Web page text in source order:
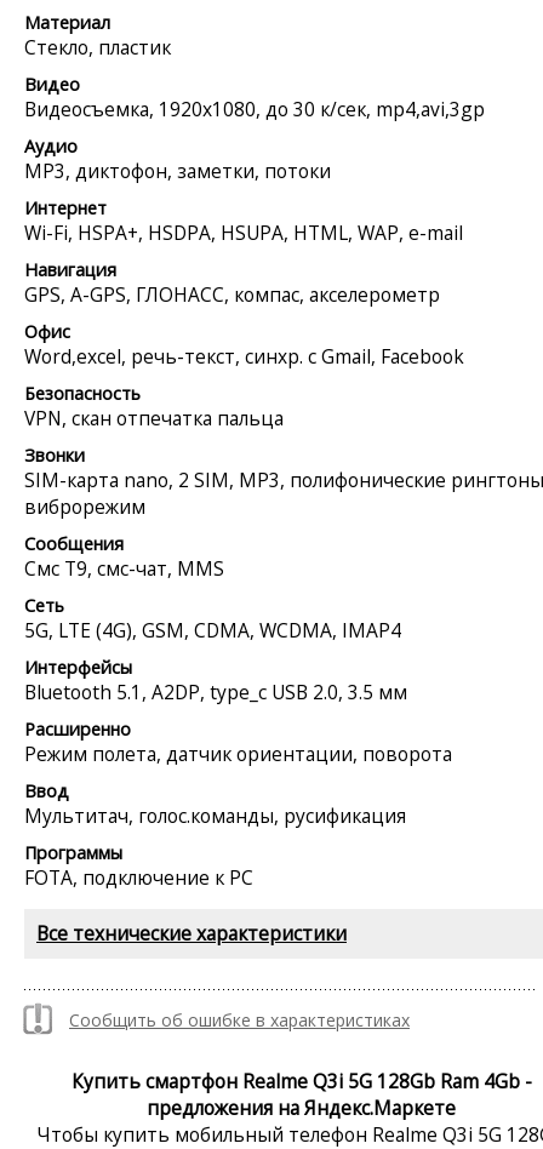
Материал
Стекло, пластик
Видео
Видеосъемка, 1920x1080, до 30 к/сек, mp4,avi,3gp
Аудио
MP3, диктофон, заметки, потоки
Интернет
Wi-Fi, HSPA+, HSDPA, HSUPA, HTML, WAP, e-mail
Навигация
GPS, A-GPS, ГЛОНАСС, компас, акселерометр
Офис
Word,excel, речь-текст, синхр. с Gmail, Facebook
Безопасность
VPN, скан отпечатка пальца
Звонки
SIM-карта nano, 2 SIM, MP3, полифонические
виброрежим
Сообщения
Смс Т9, смс-чат, MMS
Сеть
5G, LTE (4G), GSM, CDMA, WCDMA, IMAP4
Интерфейсы
Bluetooth 5.1, A2DP, type_c USB 2.0, 3.5 мм
Расширенно
Режим полета, датчик ориентации, поворота
Ввод
Мультитач, голос.команды, русификация
Программы
FOTA, подключение к PC
Все технические характеристики
Сообщить об ошибке в характеристиках
Купить смартфон Realme Q3i 5G 128Gb Ram 4Gb -
предложения на Яндекс.Маркете
Чтобы купить мобильный телефон Realme Q3i 5G